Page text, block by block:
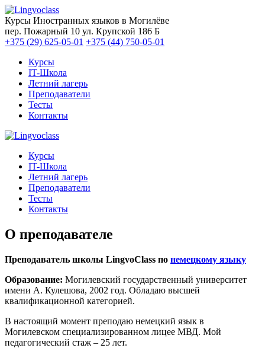
Курсы Иностранных языков в Могилёве
пер. Пожарный 10 ул. Крупской 186 Б
+375 (29) 625-05-01 +375 (44) 750-05-01
Курсы
IT-Школа
Летний лагерь
Преподаватели
Тесты
Контакты
Курсы
IT-Школа
Летний лагерь
Преподаватели
Тесты
Контакты
О преподавателе
Преподаватель школы LingvoClass по немецкому языку
Образование: Могилевский государственный университет
имени А. Кулешова, 2002 год. Обладаю высшей
квалификационной категорией.
В настоящий момент преподаю немецкий язык в
Могилевском специализированном лицее МВД. Мой
педагогический стаж – 25 лет.